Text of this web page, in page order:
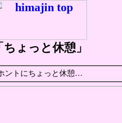
ちょっと休憩」
ントにちょっと休憩…